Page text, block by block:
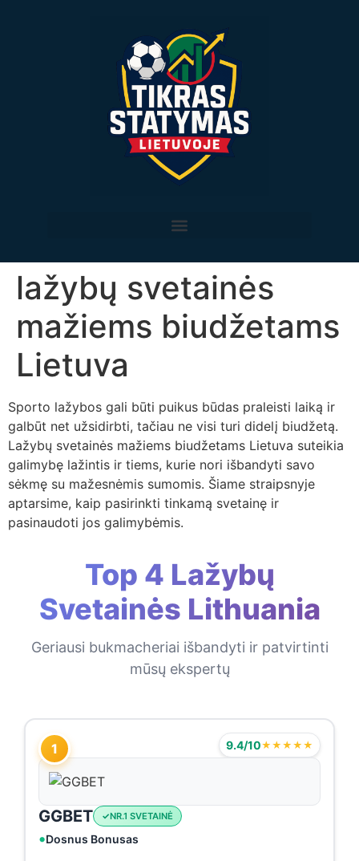
lažybų svetainės
mažiems biudžetams
Lietuva
Sporto lažybos gali būti puikus būdas praleisti laiką ir
galbūt net užsidirbti, tačiau ne visi turi didelį biudžetą.
Lažybų svetainės mažiems biudžetams Lietuva suteikia
galimybę lažintis ir tiems, kurie nori išbandyti savo
sėkmę su mažesnėmis sumomis. Šiame straipsnyje
aptarsime, kaip pasirinkti tinkamą svetainę ir
pasinaudoti jos galimybėmis.
Top 4 Lažybų
Svetainės Lithuania
Geriausi bukmacheriai išbandyti ir patvirtinti
mūsų ekspertų
1 9.4/10★★★★★
GGBET NR.1 SVETAINĖ
Dosnus Bonusas